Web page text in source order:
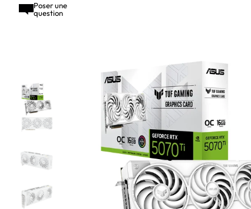
Poser une
question